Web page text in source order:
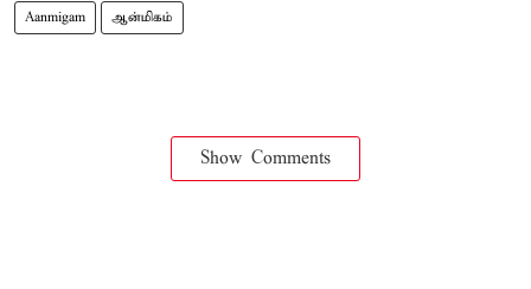
Aanmigam ஆன்மிகம்
Show Comments